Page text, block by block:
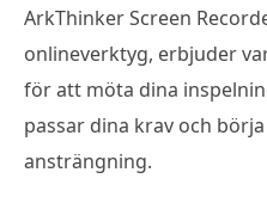
ArkThinker Screen
onlineverktyg, erbjuder
för att möta dina
passar dina krav och
ansträngning.